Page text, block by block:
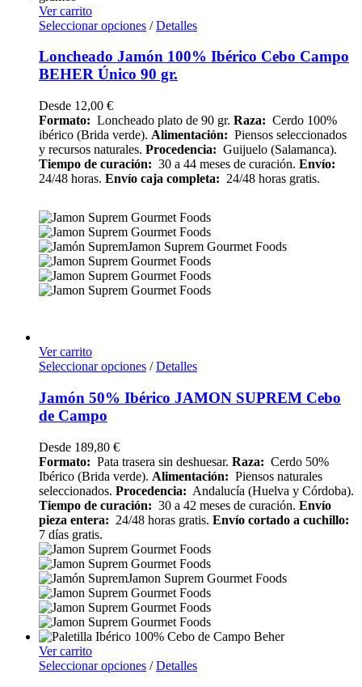
Ver carrito
Seleccionar opciones / Detalles
Loncheado Jamón 100% Ibérico Cebo Campo
BEHER Único 90 gr.
Desde 12,00 €
Formato: Loncheado plato de 90 gr. Raza: Cerdo 100%
ibérico (Brida verde). Alimentación: Piensos seleccionados
y recursos naturales. Procedencia: Guijuelo (Salamanca).
Tiempo de curación: 30 a 44 meses de curación. Envío:
24/48 horas. Envío caja completa: 24/48 horas gratis.
Ver carrito
Seleccionar opciones / Detalles
Jamón 50% Ibérico JAMON SUPREM Cebo
de Campo
Desde 189,80 €
Formato: Pata trasera sin deshuesar. Raza: Cerdo 50%
Ibérico (Brida verde). Alimentación: Piensos naturales
seleccionados. Procedencia: Andalucía (Huelva y Córdoba).
Tiempo de curación: 30 a 42 meses de curación. Envío
pieza entera: 24/48 horas gratis. Envío cortado a cuchillo:
7 días gratis.
Ver carrito
Seleccionar opciones / Detalles